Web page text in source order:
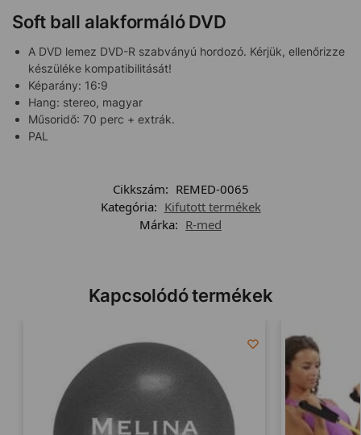
Soft ball alakformáló DVD
A DVD lemez DVD-R szabványú hordozó. Kérjük, ellenőrizze
készüléke kompatibilitását!
Képarány: 16:9
Hang: stereo, magyar
Műsoridő: 70 perc + extrák.
PAL
Cikkszám: REMED-0065
Kategória: Kifutott termékek
Márka: R-med
Kapcsolódó termékek